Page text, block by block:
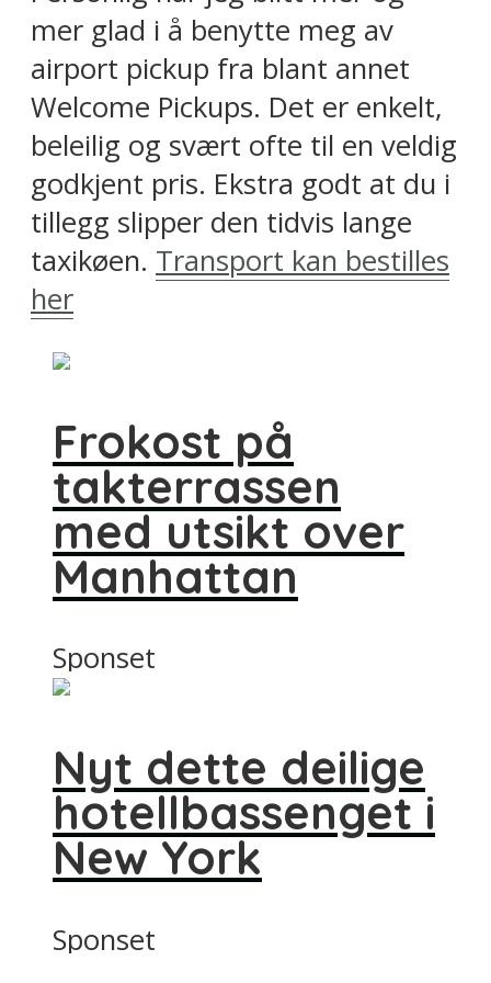
mer glad i å benytte meg av
airport pickup fra blant annet
Welcome Pickups. Det er enkelt,
beleilig og svært ofte til en veldig
godkjent pris. Ekstra godt at du i
tillegg slipper den tidvis lange
taxikøen. Transport kan bestilles
her
Frokost på
takterrassen
med utsikt over
Manhattan
Sponset
Nyt dette deilige
hotellbassenget i
New York
Sponset